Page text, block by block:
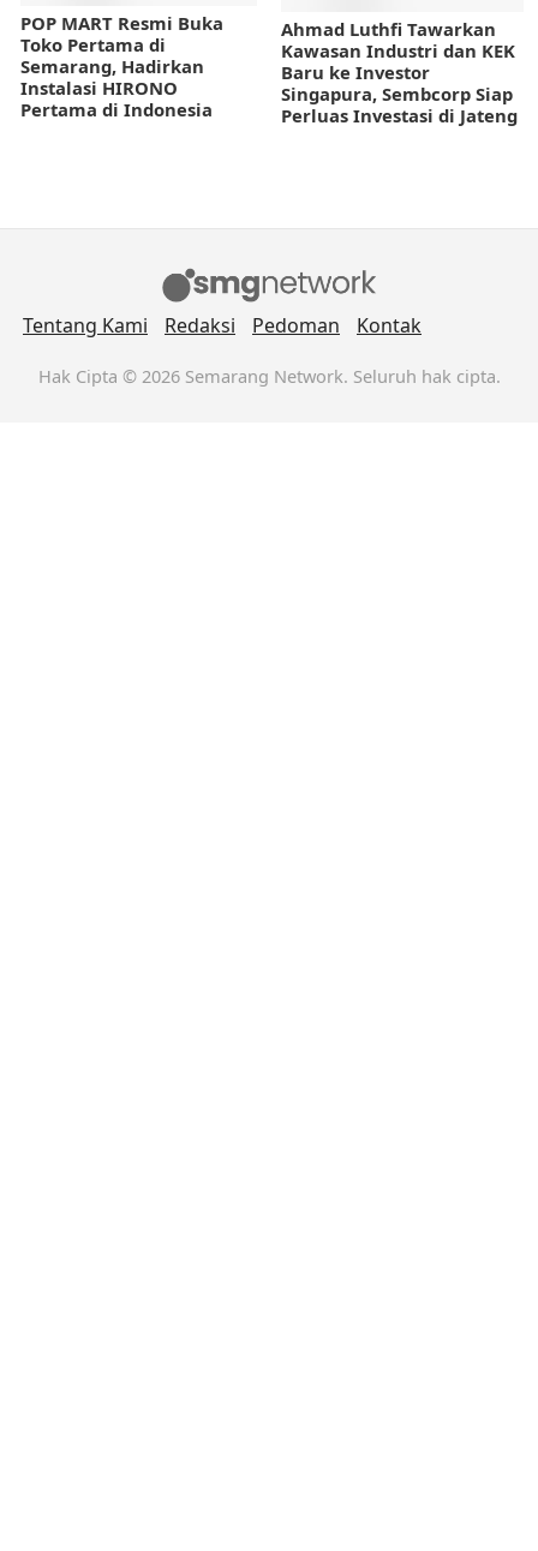
POP MART Resmi Buka
Toko Pertama di
Semarang, Hadirkan
Instalasi HIRONO
Pertama di Indonesia
Ahmad Luthfi Tawarkan
Kawasan Industri dan KEK
Baru ke Investor
Singapura, Sembcorp Siap
Perluas Investasi di Jateng
Tentang Kami Redaksi Pedoman Kontak
Hak Cipta © 2026 Semarang Network. Seluruh hak cipta.